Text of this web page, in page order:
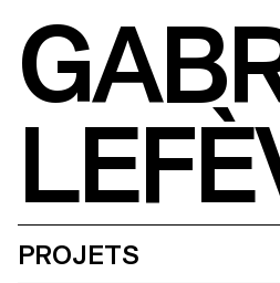
PROJETS